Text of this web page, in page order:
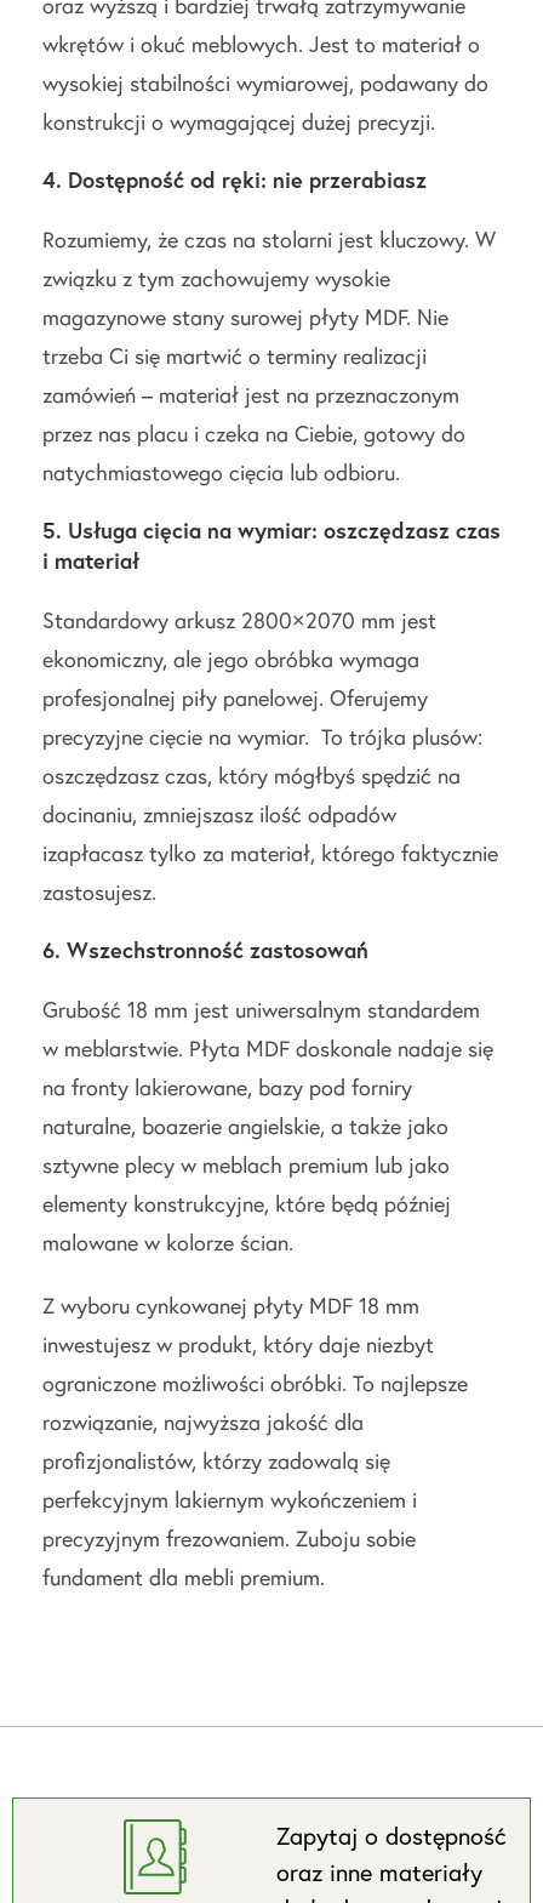
wkrętów i okuć meblowych. Jest to materiał o
wysokiej stabilności wymiarowej, podawany do
konstrukcji o wymagającej dużej precyzji.
4. Dostępność od ręki: nie przerabiasz
Rozumiemy, że czas na stolarni jest kluczowy. W
związku z tym zachowujemy wysokie
magazynowe stany surowej płyty MDF. Nie
trzeba Ci się martwić o terminy realizacji
zamówień – materiał jest na przeznaczonym
przez nas placu i czeka na Ciebie, gotowy do
natychmiastowego cięcia lub odbioru.
5. Usługa cięcia na wymiar: oszczędzasz czas
i materiał
Standardowy arkusz 2800×2070 mm jest
ekonomiczny, ale jego obróbka wymaga
profesjonalnej piły panelowej. Oferujemy
precyzyjne cięcie na wymiar. To trójka plusów:
oszczędzasz czas, który mógłbyś spędzić na
docinaniu, zmniejszasz ilość odpadów
izapłacasz tylko za materiał, którego faktycznie
zastosujesz.
6. Wszechstronność zastosowań
Grubość 18 mm jest uniwersalnym standardem
w meblarstwie. Płyta MDF doskonale nadaje się
na fronty lakierowane, bazy pod forniry
naturalne, boazerie angielskie, a także jako
sztywne plecy w meblach premium lub jako
elementy konstrukcyjne, które będą później
malowane w kolorze ścian.
Z wyboru cynkowanej płyty MDF 18 mm
inwestujesz w produkt, który daje niezbyt
ograniczone możliwości obróbki. To najlepsze
rozwiązanie, najwyższa jakość dla
profizjonalistów, którzy zadowalą się
perfekcyjnym lakiernym wykończeniem i
precyzyjnym frezowaniem. Zuboju sobie
fundament dla mebli premium.
Zapytaj o dostępność
oraz inne materiały